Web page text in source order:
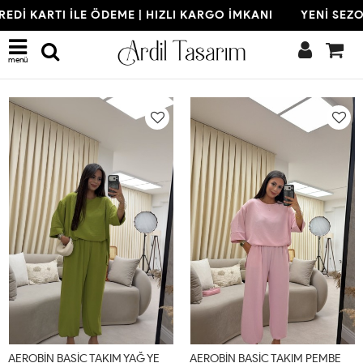
İLE ÖDEME | HIZLI KARGO İMKANI YENİ SEZON |
menü Son Eklenenler
A
EROBİN BASİC TAKIM YAĞ YEŞİLİ (22 AĞUSTOS KARGO ÇIKIŞI) Yağ Yeşili A
EROBİN BASİC TAKIM PEMBE (22 AĞUSTOS KARGO ÇIKIŞI) Pudra